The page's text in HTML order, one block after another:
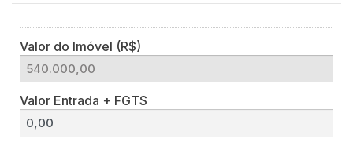
Valor do Imóvel (R$)
Valor Entrada + FGTS